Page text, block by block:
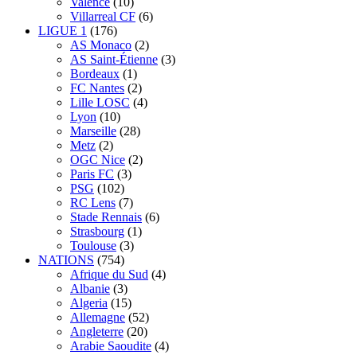
Villarreal CF (6)
LIGUE 1 (176)
AS Monaco (2)
AS Saint-Étienne (3)
Bordeaux (1)
FC Nantes (2)
Lille LOSC (4)
Lyon (10)
Marseille (28)
Metz (2)
OGC Nice (2)
Paris FC (3)
PSG (102)
RC Lens (7)
Stade Rennais (6)
Strasbourg (1)
Toulouse (3)
NATIONS (754)
Afrique du Sud (4)
Albanie (3)
Algeria (15)
Allemagne (52)
Angleterre (20)
Arabie Saoudite (4)